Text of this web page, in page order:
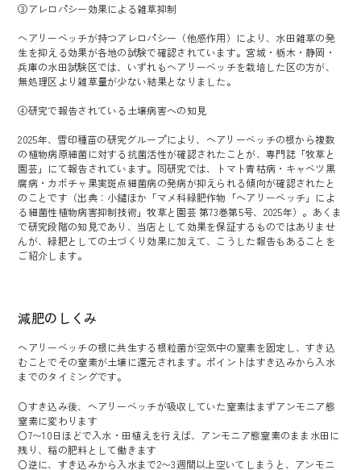
③アレロパシー効果による雑草抑制
ヘアリーベッチが持つアレロパシー（他感作用）により、水田雑草の発
生を抑える効果が各地の試験で確認されています。宮城・栃木・静岡・
兵庫の水田試験区では、いずれもヘアリーベッチを栽培した区の方が、
無処理区より雑草量が少ない結果となりました。
④研究で報告されている土壌病害への知見
2025年、雪印種苗の研究グループにより、ヘアリーベッチの根から複数
の植物病原細菌に対する抗菌活性が確認されたことが、専門誌「牧草と
園芸」にて報告されています。同研究では、トマト青枯病・キャベツ黒
腐病・カボチャ果実斑点細菌病の発病が抑えられる傾向が確認されたと
のことです（出典：小鑓ほか「マメ科緑肥作物「ヘアリーベッチ」によ
る細菌性植物病害抑制技術」牧草と園芸 第73巻第5号、2025年）。あくま
で研究段階の知見であり、当店として効果を保証するものではありませ
んが、緑肥としての土づくり効果に加えて、こうした報告もあることを
ご紹介します。
減肥のしくみ
ヘアリーベッチの根に共生する根粒菌が空気中の窒素を固定し、すき込
むことでその窒素が土壌に還元されます。ポイントはすき込みから入水
までのタイミングです。
〇すき込み後、ヘアリーベッチが吸収していた窒素はまずアンモニア態
窒素に変わります
〇7〜10日ほどで入水・田植えを行えば、アンモニア態窒素のまま水田に
残り、稲の肥料として働きます
〇逆に、すき込みから入水まで2〜3週間以上空いてしまうと、アンモニ